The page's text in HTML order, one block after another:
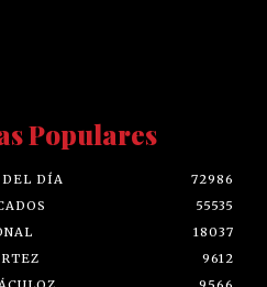
Populares
DÍA
72986
55535
18037
9612